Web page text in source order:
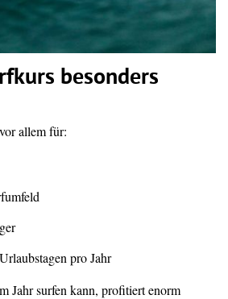
besonders
allem für:
pro Jahr
Jahr surfen kann, profitiert enorm